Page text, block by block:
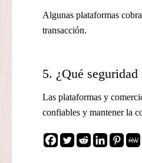
Algunas plataformas
transacción.
5. ¿Qué
Las plataformas y
confiables y mantener la